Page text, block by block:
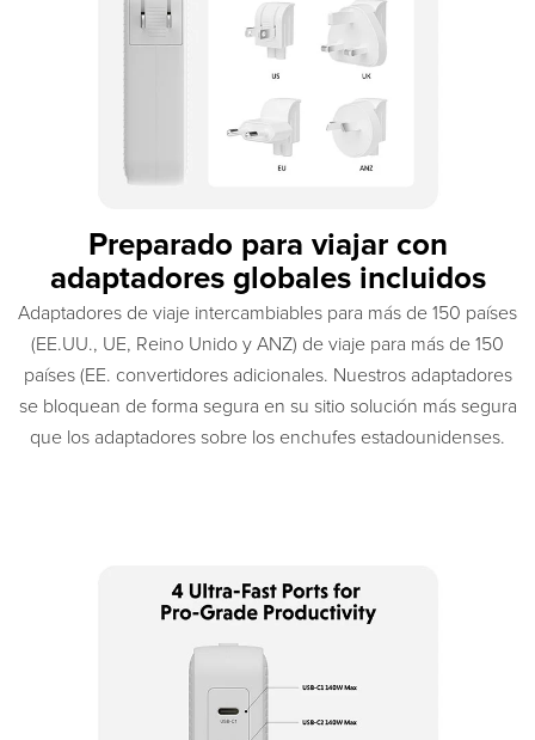
Preparado para viajar con
adaptadores globales incluidos
Adaptadores de viaje intercambiables para más de 150 países
(EE.UU., UE, Reino Unido y ANZ) de viaje para más de 150
países (EE. convertidores adicionales. Nuestros adaptadores
se bloquean de forma segura en su sitio solución más segura
que los adaptadores sobre los enchufes estadounidenses.